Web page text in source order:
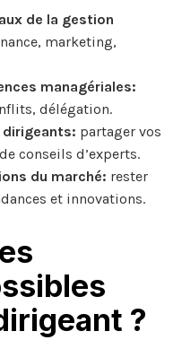
de la gestion
marketing,
managériales:
délégation.
dirigeants: partager vos
conseils d’experts.
du marché: rester
et innovations.
?